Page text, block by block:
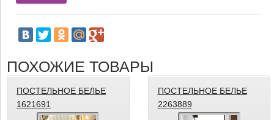
ПОХОЖИЕ ТОВАРЫ
ПОСТЕЛЬНОЕ БЕЛЬЕ
1621691
ПОСТЕЛЬНОЕ БЕЛЬЕ
2263889